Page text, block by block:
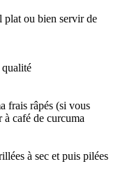
plat ou bien servir de
frais râpés (si vous
à café de curcuma
à sec et puis pilées